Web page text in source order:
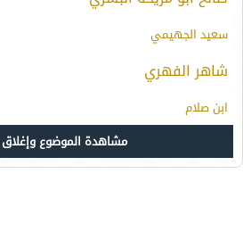
سعيد الجهيمي
شاهر الفهري
ابن صلام
مشاهدة الموضوع